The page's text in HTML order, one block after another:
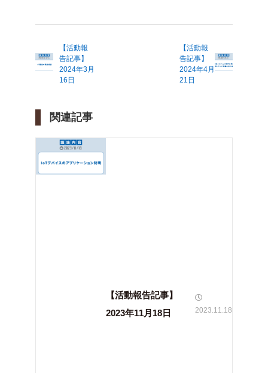
【活動報
告記事】
2024年3月
16日
【活動報
告記事】
2024年4月
21日
関連記事
【活動報告記事】
2023年11月18日
2023.11.18